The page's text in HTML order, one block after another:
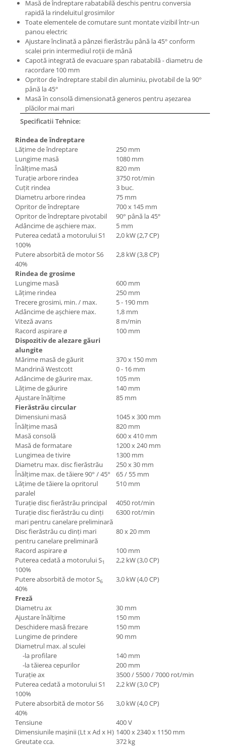
Mandrină cu 4 fălci din fontă
Mandrină cu 4 fălci din otel
Seturi de unelte pentru strungarie
Standuri pentru strunguri
Instrumente de prindere
Dispozitive de prindere pentru
unelte
Elemente de prindere mecanică
Fălci pentru PHV / VHV
Menghine
Mese rotative / mese inclinabile /
Etape XY
Papusa mobila / con de centrare
Instrumente de masurare
Afisaj digital
Bloc ecartament, masurare și
testare
Dispozitiv de testare
Indicatoare înălțime
Indicator cadran / Baze magnetice
Masurare
Micrometru
Micrometru de adancime
Micrometru de interior
Nivele
Palpatoare margine
Placi de granit de suprafață
Prisma
Raportor
Set unelte de masurare
Instrumente de decupare
metalelor
Instrumente de frezat
Instrumente de găurit
Tarozi si filiere
Accesorii utilaje
Accesorii masini de gaurit si frezat
Accesorii pentru ferastraie
mecanice cu banda si disc
Accesorii pentru masini de ascutit
Accesorii pentru masini de gaurit
Accesorii pentru masini de slefuit
Accesorii pentru masini de taiat
filete
Accesorii pentru mașini de găurit
magnetice
Accesorii pentru strunguri
Accesorii polizor umed și uscat
Accesorii generale
Accesorii masini de slefuit cutite
de gravat
Accesorii pentru mașini de șlefuit
Accesorii, mese si prelungiri metal
Benzi textile de șlefuit pentru
prelucrarea metalelor
Instrumente de tăiere diferite
Lame de ferastrau cu varf din
Masă de îndreptare rabatabilă deschis pentru conversia
rapidă la rindeluitul grosimilor
Toate elementele de comutare sunt montate vizibil într-un
panou electric
Ajustare înclinată a pânzei fierăstrău până la 45° conform
scalei prin intermediul roţii de mână
Capotă integrată de evacuare şpan rabatabilă - diametru de
racordare 100 mm
Opritor de îndreptare stabil din aluminiu, pivotabil de la 90°
până la 45°
Masă în consolă dimensionată generos pentru aşezarea
plăcilor mai mari
Specificatii Tehnice:
Rindea de îndreptare
Lăţime de îndreptare
250 mm
Lungime masă
1080 mm
Înălţime masă
820 mm
Turaţie arbore rindea
3750 rot/min
Cuţit rindea
3 buc.
Diametru arbore rindea
75 mm
Opritor de îndreptare
700 x 145 mm
Opritor de îndreptare pivotabil
90° până la 45°
Adâncime de aşchiere max.
5 mm
Puterea cedată a motorului S1
100%
2,0 kW (2,7 CP)
Putere absorbită de motor S6
40%
2,8 kW (3,8 CP)
Rindea de grosime
Lungime masă
600 mm
Lăţime rindea
250 mm
Trecere grosimi, min. / max.
5 - 190 mm
Adâncime de aşchiere max.
1,8 mm
Viteză avans
8 m/min
Racord aspirare ø
100 mm
Dispozitiv de alezare găuri
alungite
Mărime masă de găurit
370 x 150 mm
Mandrină Westcott
0 - 16 mm
Adâncime de găurire max.
105 mm
Lăţime de găurire
140 mm
Ajustare înălţime
85 mm
Fierăstrău circular
Dimensiuni masă
1045 x 300 mm
Înălţime masă
820 mm
Masă consolă
600 x 410 mm
Masă de formatare
1200 x 240 mm
Lungimea de tivire
1300 mm
Diametru max. disc fierăstrău
250 x 30 mm
Înălţime max. de tăiere 90° / 45°
65 / 55 mm
Lăţime de tăiere la opritorul
paralel
510 mm
Turaţie disc fierăstrău principal
4050 rot/min
Turaţie disc fierăstrău cu dinţi
mari pentru canelare preliminară
6300 rot/min
Disc fierăstrău cu dinţi mari
pentru canelare preliminară
80 x 20 mm
Racord aspirare ø
100 mm
Puterea cedată a motorului S1
100%
2,2 kW (3,0 CP)
Putere absorbită de motor S6
40%
3,0 kW (4,0 CP)
Freză
Diametru ax
30 mm
Ajustare înălţime
150 mm
Deschidere masă frezare
150 mm
Lungime de prindere
90 mm
Diametrul max. al sculei
-la profilare
140 mm
-la tăierea cepurilor
200 mm
Turaţie ax
3500 / 5500 / 7000 rot/min
Puterea cedată a motorului S1
100%
2,2 kW (3,0 CP)
Putere absorbită de motor S6
40%
3,0 kW (4,0 CP)
Tensiune
400 V
Dimensiunile maşinii (Lt x Ad x H) 1400 x 2340 x 1150 mm
Greutate cca.
372 kg